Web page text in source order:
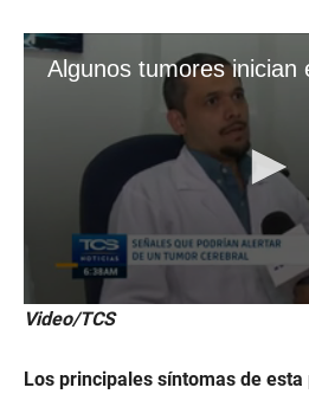
Video/TCS
Los principales síntomas de